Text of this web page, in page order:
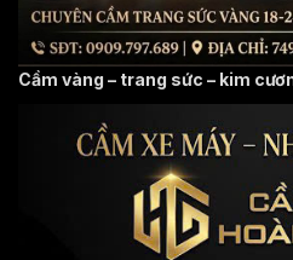
Cầm vàng – trang sức – kim